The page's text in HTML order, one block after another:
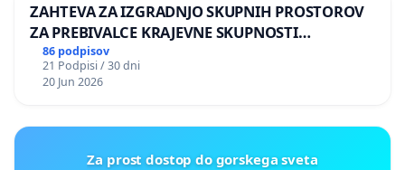
ZAHTEVA ZA IZGRADNJO SKUPNIH PROSTOROV
ZA PREBIVALCE KRAJEVNE SKUPNOSTI
PRESTRANEK
86 podpisov
21 Podpisi / 30 dni
20 Jun 2026
Za prost dostop do gorskega sveta